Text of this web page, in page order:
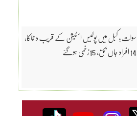
سوات؛ کبل میں پولیس اسٹیشن کے قریب دھماکا،
14 افراد جاں بحق، 15زخمی ہوگئے